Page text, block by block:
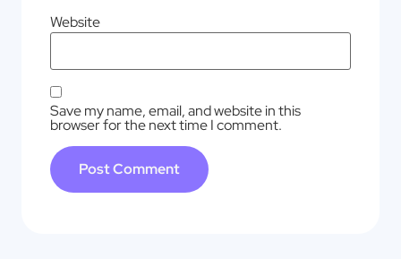
Website
Save my name, email, and website in this
browser for the next time I comment.